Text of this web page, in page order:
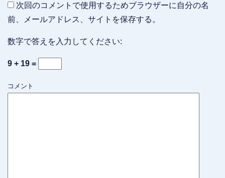
次回のコメントで使用するためブラウザーに自分の名
前、メールアドレス、サイトを保存する。
数字で答えを入力してください:
9 + 19 =
コメント